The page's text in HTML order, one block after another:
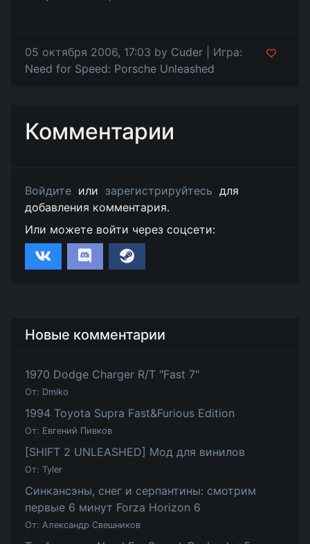
05 октября 2006, 17:03 by Cuder | Игра:
Need for Speed: Porsche Unleashed
Комментарии
Войдите или зарегистрируйтесь для
добавления комментария.
Или можете войти через соцсети:
Новые комментарии
1970 Dodge Charger R/T "Fast 7"
От: Dmiko
1994 Toyota Supra Fast&Furious Edition
От: Евгений Пивков
[SHIFT 2 UNLEASHED] Мод для винилов
От: Tyler
Синкансэны, снег и серпантины: смотрим
первые 6 минут Forza Horizon 6
От: Александр Свешников